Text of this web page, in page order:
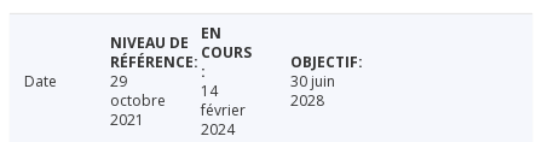
Date
29
octobre
2021
14
février
2024
30 juin
2028